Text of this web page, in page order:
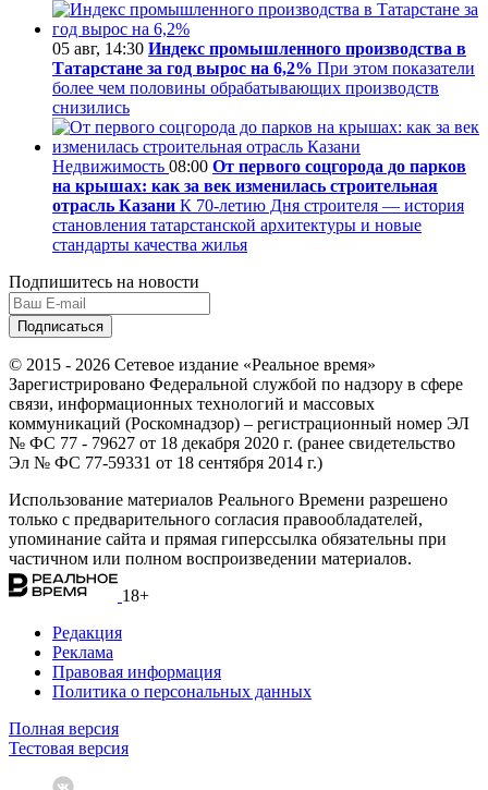
05 авг, 14:30 Индекс промышленного производства в
Татарстане за год вырос на 6,2% При этом показатели
более чем половины обрабатывающих производств
снизились
Недвижимость 08:00 От первого соцгорода до парков
на крышах: как за век изменилась строительная
отрасль Казани К 70-летию Дня строителя — история
становления татарстанской архитектуры и новые
стандарты качества жилья
Подпишитесь на новости
© 2015 - 2026 Сетевое издание «Реальное время»
Зарегистрировано Федеральной службой по надзору в сфере
связи, информационных технологий и массовых
коммуникаций (Роскомнадзор) – регистрационный номер ЭЛ
№ ФС 77 - 79627 от 18 декабря 2020 г. (ранее свидетельство
Эл № ФС 77-59331 от 18 сентября 2014 г.)
Использование материалов Реального Времени разрешено
только с предварительного согласия правообладателей,
упоминание сайта и прямая гиперссылка обязательны при
частичном или полном воспроизведении материалов.
18+
Редакция
Реклама
Правовая информация
Политика о персональных данных
Полная версия
Тестовая версия